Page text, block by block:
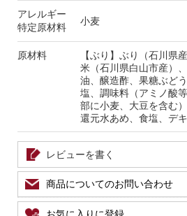
アレルギー
特定原材料
小麦
原材料
【ぶり】ぶり（石川県
米（石川県白山市産）
油、醸造酢、果糖ぶど
塩、調味料（アミノ酸
部に小麦、大豆を含む
還元水あめ、食塩、デ
レビューを書く
商品についてのお問い合わせ
お気に入りに登録